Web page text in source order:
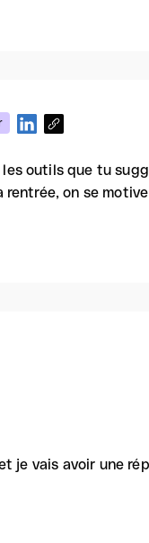
outils que tu
rentrée, on se
je vais avoir une